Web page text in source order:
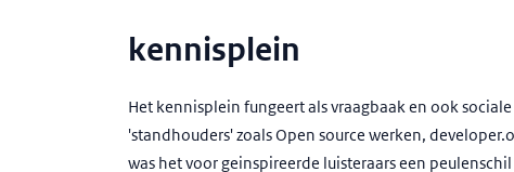
kennisplein
Het kennisplein fungeert als vraagbaak en ook
'standhouders' zoals Open source werken,
was het voor geinspireerde luisteraars een